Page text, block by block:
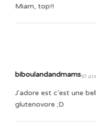
Miam, top!!
biboulandandmams10
J'adore est c'est une
glutenovore ;D